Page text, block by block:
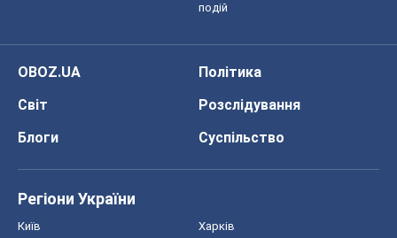
подій
OBOZ.UA
Політика
Світ
Розслідування
Блоги
Суспільство
Регіони України
Київ Харків